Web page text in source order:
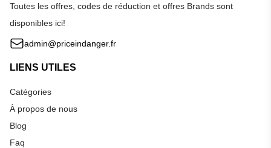
Toutes les offres, codes de réduction et offres Brands sont
disponibles ici!
admin@priceindanger.fr
LIENS UTILES
Catégories
À propos de nous
Blog
Faq